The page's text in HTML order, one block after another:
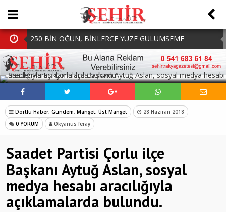
250 BİN ÖĞÜN, BİNLERCE YÜZE GÜLÜMSEME
BAŞKAN MÜGE YILDIZ TOPAK: ‘SOSYAL
BELEDİYECİLİKTE HİÇBİR HEMŞERİMİZİ YALNIZ
BIRAKMIYORUZ!’
MHP Çorlu İlçe Teşkilatında Yeni Dönem Başladı:
Mazbatalar Alındı
Dolu Vurdu, Büyükşehir Üreticiyi Yalnız Bırakmadı
SOFRALARDA BEREKETİ, GÖNÜLLERDE DAYANIŞMAYI
SOSYAL MEDYADA PAYLAŞ
Dörtlü Haber, Gündem, Manşet, Üst Manşet
28 Haziran 2018
0 YORUM
Okyanus feray
Saadet Partisi Çorlu ilçe
Başkanı Aytuğ Aslan, sosyal
medya hesabı aracılığıyla
açıklamalarda bulundu.